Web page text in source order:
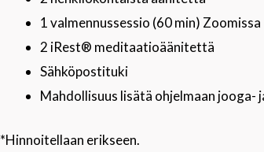
1 valmennussessio (60 min) Zoomissa
2 iRest® meditaatioäänitettä
Sähköpostituki
Mahdollisuus lisätä ohjelmaan
*Hinnoitellaan erikseen.